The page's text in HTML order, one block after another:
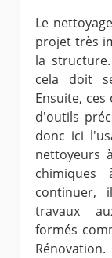
Le
projet très
la
cela doit
Ensuite,
d'outils
donc ici
nettoyeurs
continuer,
travaux
formés
Rénovation.